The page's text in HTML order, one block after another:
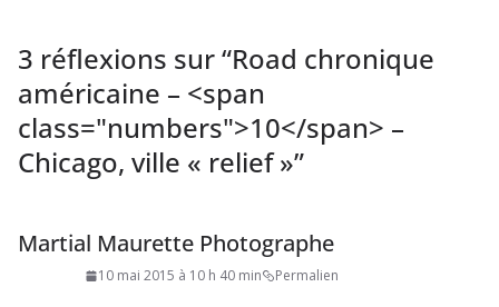
3 réflexions sur “Road chronique
américaine – <span
class="numbers">10</span> –
Chicago, ville « relief »”
Martial Maurette Photographe
10 mai 2015 à 10 h 40 min Permalien